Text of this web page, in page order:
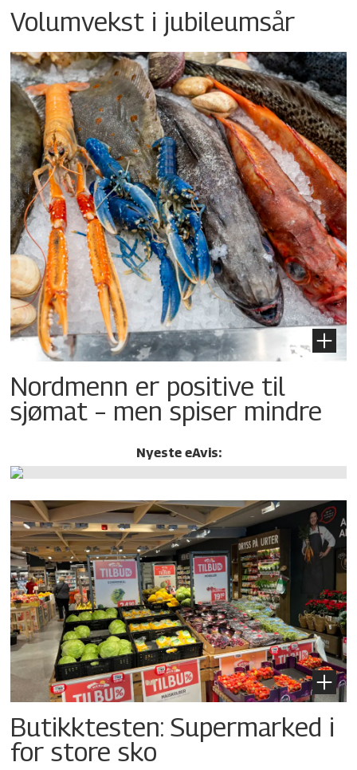
Volumvekst i jubileumsår
Nordmenn er positive til
sjømat – men spiser mindre
Nyeste eAvis:
Butikktesten: Supermarked i
for store sko